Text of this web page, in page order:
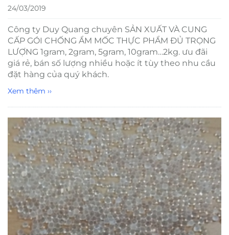
24/03/2019
Công ty Duy Quang chuyên SẢN XUẤT VÀ CUNG
CẤP GÓI CHỐNG ẨM MỐC THỰC PHẨM ĐỦ TRỌNG
LƯỢNG 1gram, 2gram, 5gram, 10gram…2kg. ưu đãi
giá rẻ, bán số lượng nhiều hoặc ít tùy theo nhu cầu
đặt hàng của quý khách.
Xem thêm ››